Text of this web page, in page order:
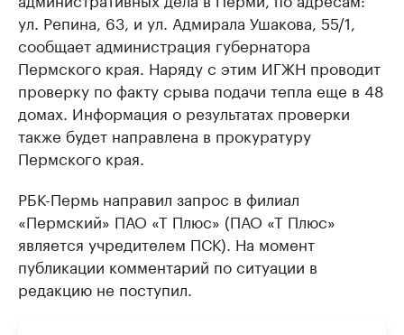
ул. Репина, 63, и ул. Адмирала Ушакова, 55/1,
сообщает администрация губернатора
Пермского края. Наряду с этим ИГЖН проводит
проверку по факту срыва подачи тепла еще в 48
домах. Информация о результатах проверки
также будет направлена в прокуратуру
Пермского края.
РБК-Пермь направил запрос в филиал
«Пермский» ПАО «Т Плюс» (ПАО «Т Плюс»
является учредителем ПСК). На момент
публикации комментарий по ситуации в
редакцию не поступил.